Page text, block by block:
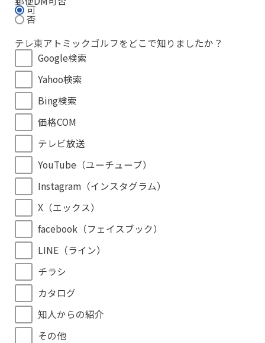
可
否
テレ東アトミックゴルフをどこで知りましたか？
Google検索
Yahoo検索
Bing検索
価格COM
テレビ放送
YouTube（ユーチューブ）
Instagram（インスタグラム）
X（エックス）
facebook（フェイスブック）
LINE（ライン）
チラシ
カタログ
知人からの紹介
その他